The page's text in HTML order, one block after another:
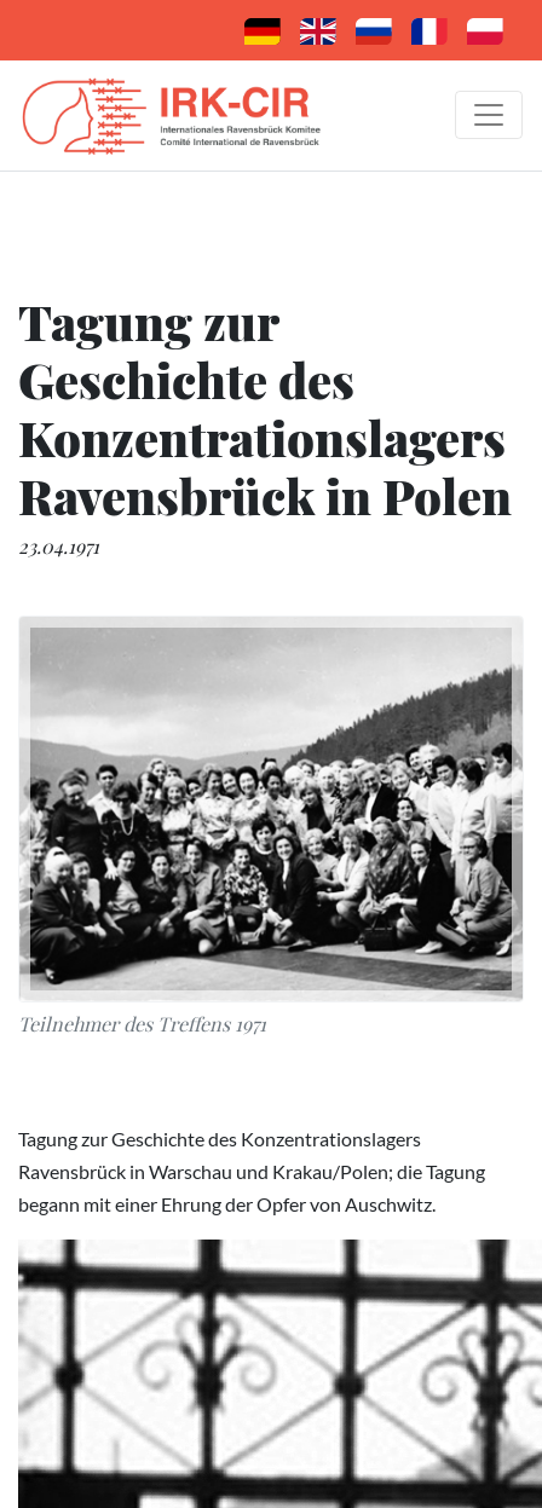
Tagung zur
Geschichte des
Konzentrationslagers
Ravensbrück in Polen
23.04.1971
Teilnehmer des Treffens 1971
Tagung zur Geschichte des Konzentrationslagers
Ravensbrück in Warschau und Krakau/Polen; die Tagung
begann mit einer Ehrung der Opfer von Auschwitz.